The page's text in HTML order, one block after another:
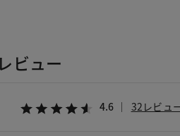
ビュー
4.6 32レビュ